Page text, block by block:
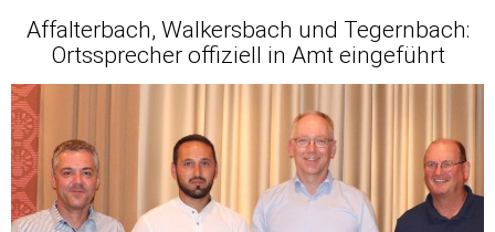
Affalterbach, Walkersbach und Tegernbach:
Ortssprecher offiziell in Amt eingeführt